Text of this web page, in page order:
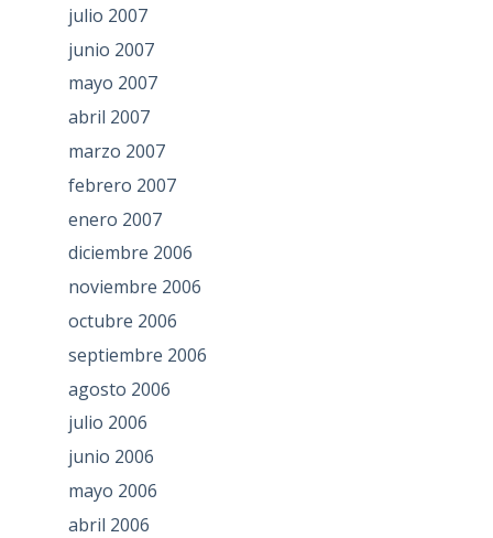
julio 2007
junio 2007
mayo 2007
abril 2007
marzo 2007
febrero 2007
enero 2007
diciembre 2006
noviembre 2006
octubre 2006
septiembre 2006
agosto 2006
julio 2006
junio 2006
mayo 2006
abril 2006